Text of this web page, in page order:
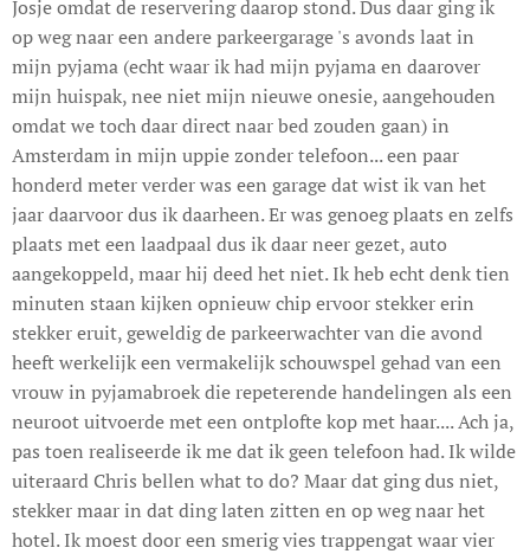
Josje omdat de reservering daarop stond. Dus daar ging ik
op weg naar een andere parkeergarage 's avonds laat in
mijn pyjama (echt waar ik had mijn pyjama en daarover
mijn huispak, nee niet mijn nieuwe onesie, aangehouden
omdat we toch daar direct naar bed zouden gaan) in
Amsterdam in mijn uppie zonder telefoon... een paar
honderd meter verder was een garage dat wist ik van het
jaar daarvoor dus ik daarheen. Er was genoeg plaats en zelfs
plaats met een laadpaal dus ik daar neer gezet, auto
aangekoppeld, maar hij deed het niet. Ik heb echt denk tien
minuten staan kijken opnieuw chip ervoor stekker erin
stekker eruit, geweldig de parkeerwachter van die avond
heeft werkelijk een vermakelijk schouwspel gehad van een
vrouw in pyjamabroek die repeterende handelingen als een
neuroot uitvoerde met een ontplofte kop met haar.... Ach ja,
pas toen realiseerde ik me dat ik geen telefoon had. Ik wilde
uiteraard Chris bellen what to do? Maar dat ging dus niet,
stekker maar in dat ding laten zitten en op weg naar het
hotel. Ik moest door een smerig vies trappengat waar vier